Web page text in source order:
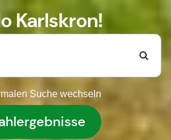
Karlskron!
Suche wechseln